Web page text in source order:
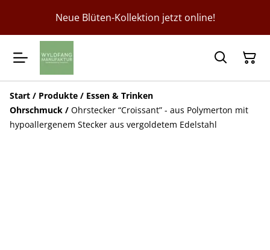
Neue Blüten-Kollektion jetzt online!
Start / Produkte / Essen & Trinken
Ohrschmuck / Ohrstecker “Croissant” - aus Polymerton mit
hypoallergenem Stecker aus vergoldetem Edelstahl